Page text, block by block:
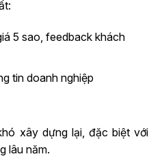
5 sao, feedback khách
tin doanh nghiệp
xây dựng lại, đặc biệt với
lâu năm.